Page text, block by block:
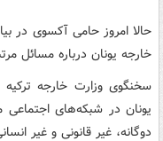
حالا امروز حامی آکسوی در
خارجه یونان درباره مسائل
سخنگوی وزارت خارجه ترکیه
یونان در شبکه‌های
دوگانه، غیر قانونی و غیر